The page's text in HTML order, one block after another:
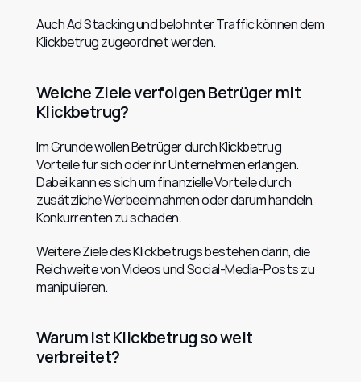
Auch Ad Stacking und belohnter Traffic können dem
Klickbetrug zugeordnet werden.
Welche Ziele verfolgen Betrüger mit
Klickbetrug?
Im Grunde wollen Betrüger durch Klickbetrug
Vorteile für sich oder ihr Unternehmen erlangen.
Dabei kann es sich um finanzielle Vorteile durch
zusätzliche Werbeeinnahmen oder darum handeln,
Konkurrenten zu schaden.
Weitere Ziele des Klickbetrugs bestehen darin, die
Reichweite von Videos und Social-Media-Posts zu
manipulieren.
Warum ist Klickbetrug so weit
verbreitet?